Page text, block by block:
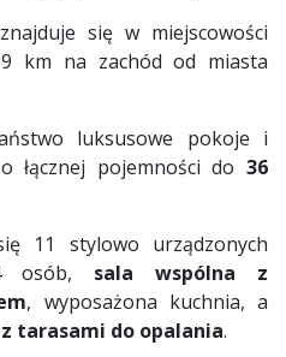
się w miejscowości
km na zachód od miasta
luksusowe pokoje i
łącznej pojemności do 36
11 stylowo urządzonych
osób, sala wspólna z
, wyposażona kuchnia, a
tarasami do opalania.